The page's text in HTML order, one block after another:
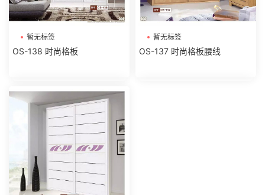
暂无标签
OS-138 时尚格板
暂无标签
OS-137 时尚格板腰线